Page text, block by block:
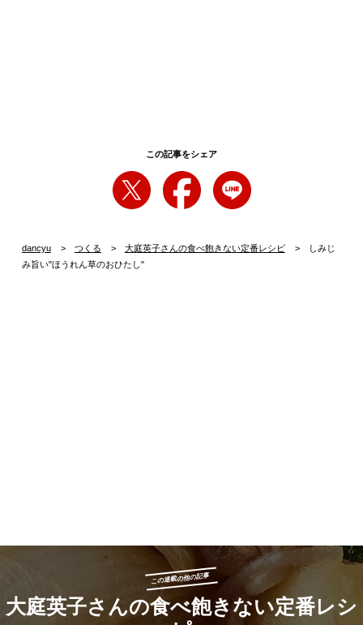
この記事をシェア
dancyu つくる 大庭英子さんの食べ飽きない定番レシピ
しみじ
み旨い"ほうれん草のおひたし"
この連載の他の記事
大庭英子さんの食べ飽きない定番レシ